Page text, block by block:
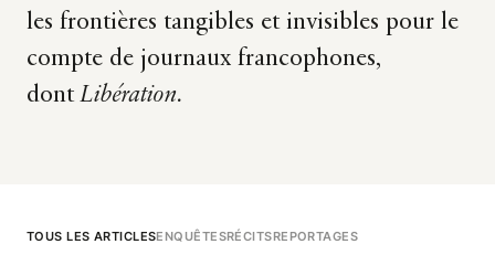
les frontières tangibles et invisibles pour le
compte de journaux francophones,
dontLibération.
TOUS LES ARTICLESENQUÊTESRÉCITSREPORTAGES